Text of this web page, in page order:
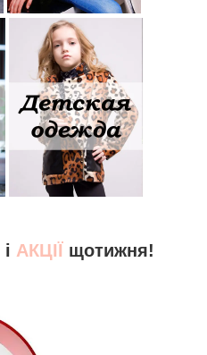
і АКЦІЇ щотижня!